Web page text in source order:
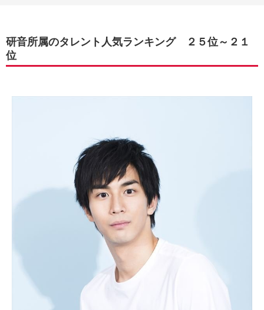
研音所属のタレント人気ランキング ２５位～２１
位